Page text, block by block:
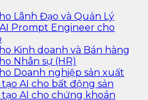
Lãnh Đạo và Quản Lý
Prompt Engineer cho
Kinh doanh và Bán hàng
Nhân sự (HR)
Doanh nghiệp sản xuất
AI cho bất động sản
tạo AI cho chứng khoán